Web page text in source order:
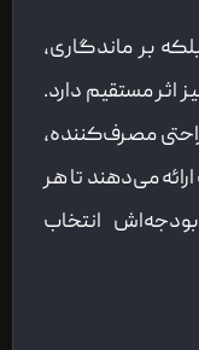
بر ماندگاری،
مستقیم دارد.
مصرف‌کننده،
می‌دهند تا هر
انتخاب